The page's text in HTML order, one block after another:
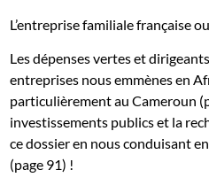
L’entreprise familiale française
Les dépenses vertes et
entreprises nous emmènes en
particulièrement au Cameroun
investissements publics et la
ce dossier en nous conduisant
(page 91) !